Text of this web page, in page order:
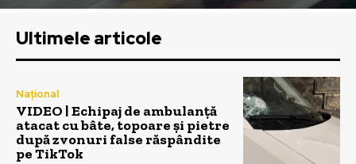
Ultimele articole
Național
VIDEO | Echipaj de ambulanță
atacat cu bâte, topoare și pietre
după zvonuri false răspândite
pe TikTok